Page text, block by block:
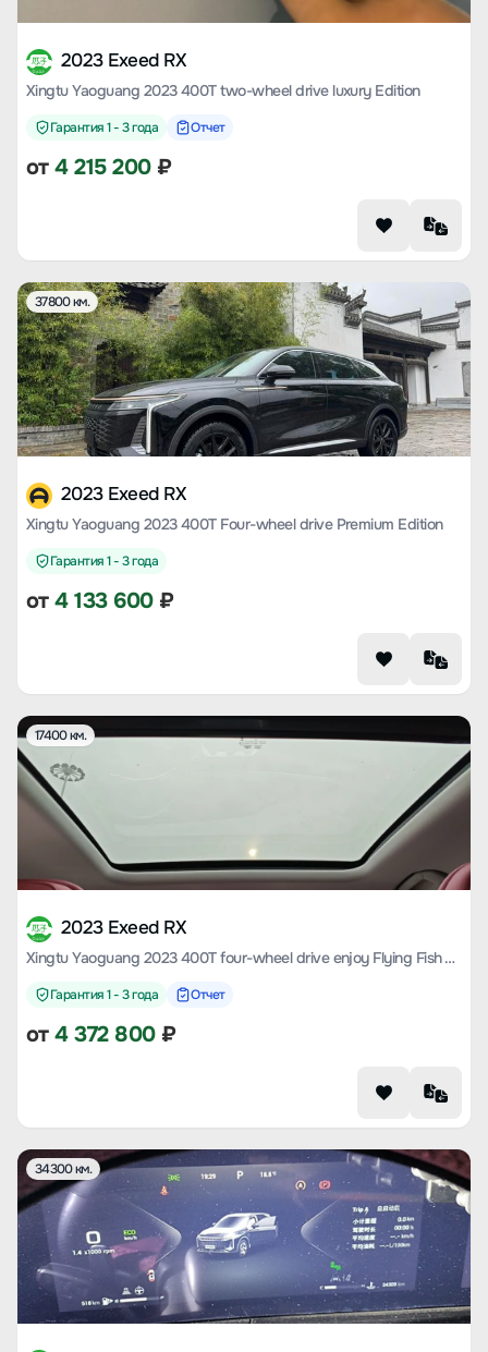
2023 Exeed RX
Xingtu Yaoguang 2023 400T two-wheel drive luxury Edition
Гарантия 1 - 3 года Отчет
от4 215 200₽
37800 км.
2023 Exeed RX
Xingtu Yaoguang 2023 400T Four-wheel drive Premium Edition
Гарантия 1 - 3 года
от4 133 600₽
17400 км.
2023 Exeed RX
Xingtu Yaoguang 2023 400T four-wheel drive enjoy Flying Fish Version
Гарантия 1 - 3 года Отчет
от4 372 800₽
34300 км.